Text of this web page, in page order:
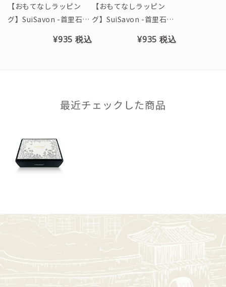
【おもてなしラッピン
グ】SuiSavon -首里石
¥935税込
【おもてなしラッピン
グ】SuiSavon -首里石
¥935税込
最近チェックした商品